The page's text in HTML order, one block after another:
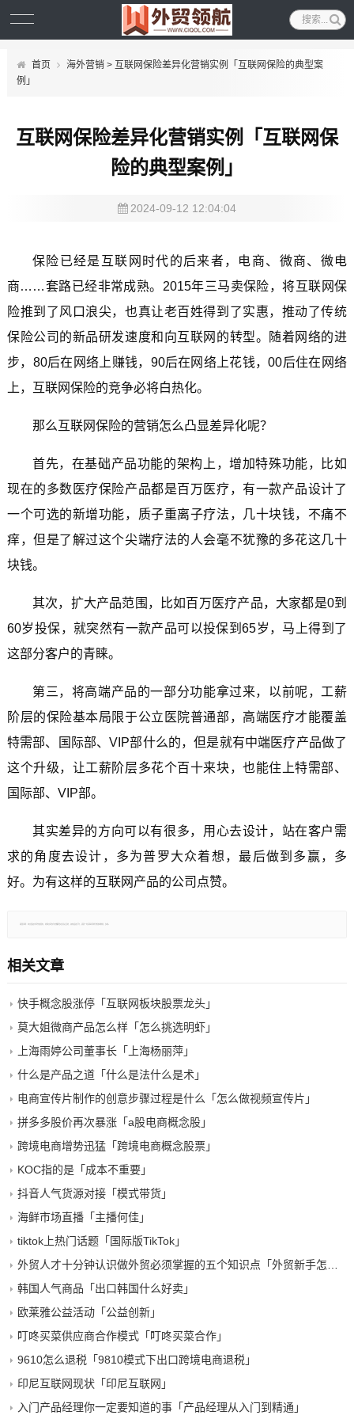
首页 海外营销 > 互联网保险差异化营销实例「互联网保险的典型案
例」
互联网保险差异化营销实例「互联网保
险的典型案例」
2024-09-12 12:04:04
保险已经是互联网时代的后来者，电商、微商、微电
商……套路已经非常成熟。2015年三马卖保险，将互联网保
险推到了风口浪尖，也真让老百姓得到了实惠，推动了传统
保险公司的新品研发速度和向互联网的转型。随着网络的进
步，80后在网络上赚钱，90后在网络上花钱，00后住在网络
上，互联网保险的竞争必将白热化。
那么互联网保险的营销怎么凸显差异化呢？
首先，在基础产品功能的架构上，增加特殊功能，比如
现在的多数医疗保险产品都是百万医疗，有一款产品设计了
一个可选的新增功能，质子重离子疗法，几十块钱，不痛不
痒，但是了解过这个尖端疗法的人会毫不犹豫的多花这几十
块钱。
其次，扩大产品范围，比如百万医疗产品，大家都是0到
60岁投保，就突然有一款产品可以投保到65岁，马上得到了
这部分客户的青睐。
第三，将高端产品的一部分功能拿过来，以前呢，工薪
阶层的保险基本局限于公立医院普通部，高端医疗才能覆盖
特需部、国际部、VIP部什么的，但是就有中端医疗产品做了
这个升级，让工薪阶层多花个百十来块，也能住上特需部、
国际部、VIP部。
其实差异的方向可以有很多，用心去设计，站在客户需
求的角度去设计，多为普罗大众着想，最后做到多赢，多
好。为有这样的互联网产品的公司点赞。
相关文章
快手概念股涨停「互联网板块股票龙头」
莫大姐微商产品怎么样「怎么挑选明虾」
上海雨婷公司董事长「上海杨丽萍」
什么是产品之道「什么是法什么是术」
电商宣传片制作的创意步骤过程是什么「怎么做视频宣传片」
拼多多股价再次暴涨「a股电商概念股」
跨境电商增势迅猛「跨境电商概念股票」
KOC指的是「成本不重要」
抖音人气货源对接「模式带货」
海鲜市场直播「主播何佳」
tiktok上热门话题「国际版TikTok」
外贸人才十分钟认识做外贸必须掌握的五个知识点「外贸新手怎么做」
韩国人气商品「出口韩国什么好卖」
欧莱雅公益活动「公益创新」
叮咚买菜供应商合作模式「叮咚买菜合作」
9610怎么退税「9810模式下出口跨境电商退税」
印尼互联网现状「印尼互联网」
入门产品经理你一定要知道的事「产品经理从入门到精通」